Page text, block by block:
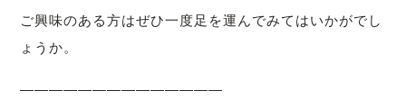
ご興味のある方はぜひ一度足を運んでみてはいかがでし
ょうか。
——————————————